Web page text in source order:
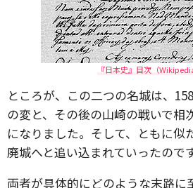
『日本史』目次（
ところが、この二つの名城は、
の変と、その後の山崎の戦いで相
になりました。そして、ともに似
廃城へと追い込まれていったのです
両者が具体的にどのような末路に